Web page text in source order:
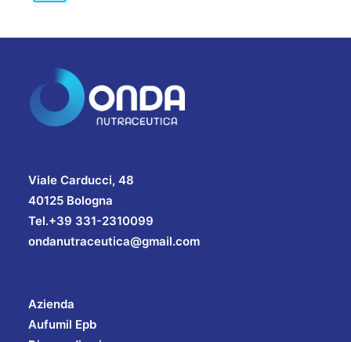
Viale Carducci, 48
40125 Bologna
Tel.+39 331-2310099
ondanutraceutica@gmail.com
Azienda
Aufumil Epb